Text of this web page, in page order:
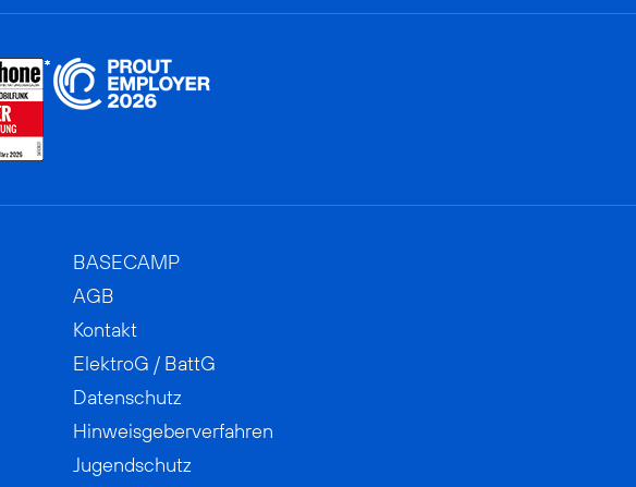
BASECAMP
AGB
Kontakt
ElektroG / BattG
Datenschutz
Hinweisgeberverfahren
Jugendschutz